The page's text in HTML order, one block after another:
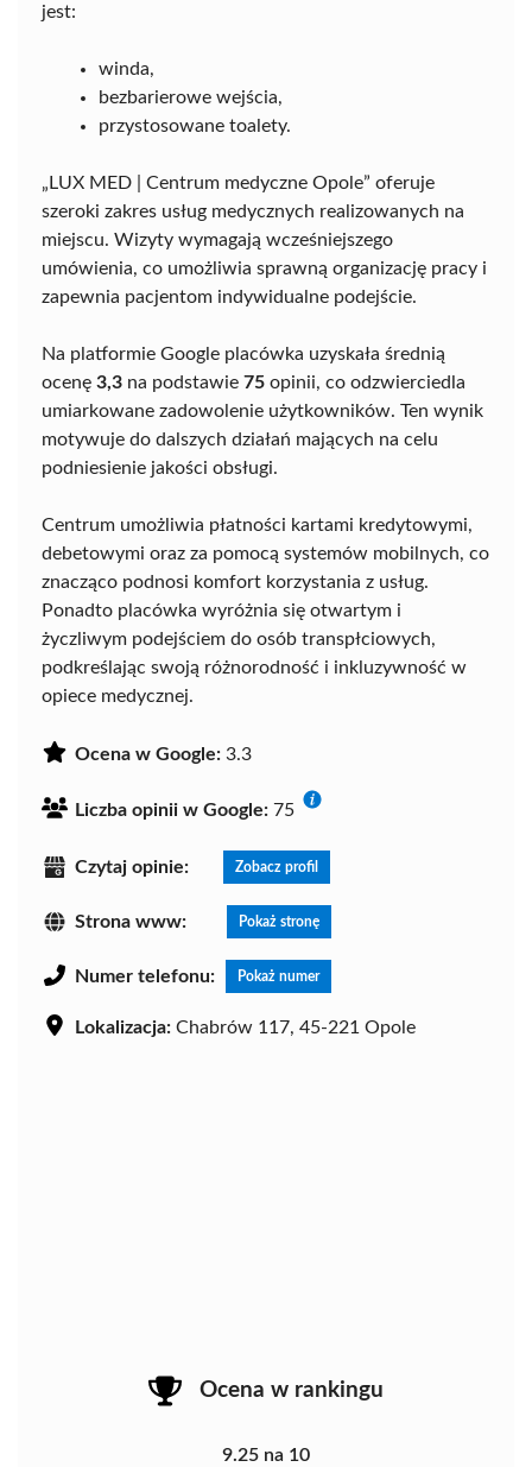
jest:
winda,
bezbarierowe wejścia,
przystosowane toalety.
„LUX MED | Centrum medyczne Opole” oferuje
szeroki zakres usług medycznych realizowanych na
miejscu. Wizyty wymagają wcześniejszego
umówienia, co umożliwia sprawną organizację pracy i
zapewnia pacjentom indywidualne podejście.
Na platformie Google placówka uzyskała średnią
ocenę 3,3 na podstawie 75 opinii, co odzwierciedla
umiarkowane zadowolenie użytkowników. Ten wynik
motywuje do dalszych działań mających na celu
podniesienie jakości obsługi.
Centrum umożliwia płatności kartami kredytowymi,
debetowymi oraz za pomocą systemów mobilnych, co
znacząco podnosi komfort korzystania z usług.
Ponadto placówka wyróżnia się otwartym i
życzliwym podejściem do osób transpłciowych,
podkreślając swoją różnorodność i inkluzywność w
opiece medycznej.
Ocena w Google: 3.3
Liczba opinii w Google: 75
Czytaj opinie: Zobacz profil
Strona www: Pokaż stronę
Numer telefonu: Pokaż numer
Lokalizacja: Chabrów 117, 45-221 Opole
Ocena w rankingu
9.25 na 10